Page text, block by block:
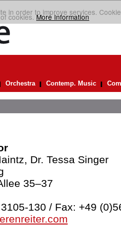
in order to improve services.
cookies.More Information
Orchestra Contemp. Music
Dr. Tessa Singer
35–37
130 / Fax: +49